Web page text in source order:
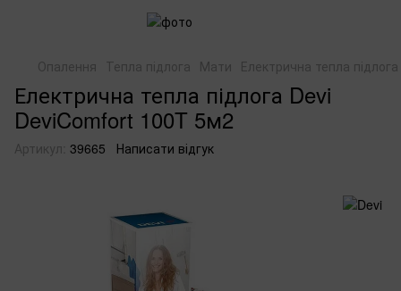
Опалення Тепла підлога Мати Електрична тепла
Електрична тепла підлога Devi
DeviComfort 100T 5м2
Артикул: 39665 Написати відгук